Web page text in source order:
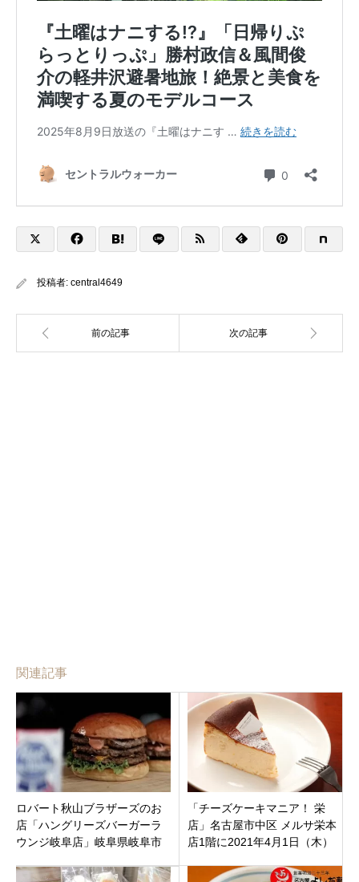
投稿者: central4649
関連記事
ロバート秋山ブラザーズのお
店「ハングリーズバーガーラ
ウンジ岐阜店」岐阜県岐阜市
「チーズケーキマニア！ 栄
店」名古屋市中区 メルサ栄本
店1階に2021年4月1日（木）